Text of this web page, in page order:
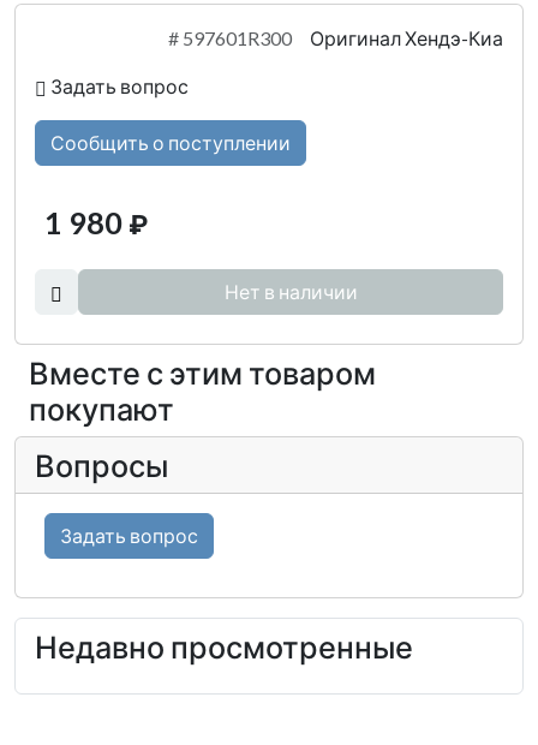
# 597601R300 Оригинал Хендэ-Киа
Задать вопрос
Сообщить о поступлении
1 980 ₽
Нет в наличии
Вместе с этим товаром
покупают
Вопросы
Задать вопрос
Недавно просмотренные